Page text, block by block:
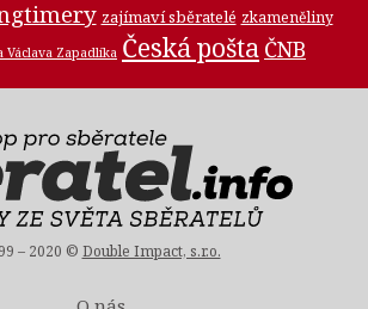
zajímaví sběratelé zkameněliny
Václava Zapadlíka Česká pošta ČNB
– 2020 © Double Impact, s.r.o.